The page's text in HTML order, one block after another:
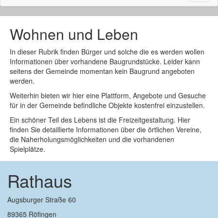
Wohnen und Leben
In dieser Rubrik finden Bürger und solche die es werden wollen
Informationen über vorhandene Baugrundstücke. Leider kann
seitens der Gemeinde momentan kein Baugrund angeboten
werden.
Weiterhin bieten wir hier eine Plattform, Angebote und Gesuche
für in der Gemeinde befindliche Objekte kostenfrei einzustellen.
Ein schöner Teil des Lebens ist die Freizeitgestaltung. Hier
finden Sie detaillierte Informationen über die örtlichen Vereine,
die Naherholungsmöglichkeiten und die vorhandenen
Spielplätze.
Rathaus
Augsburger Straße 60
89365 Röfingen